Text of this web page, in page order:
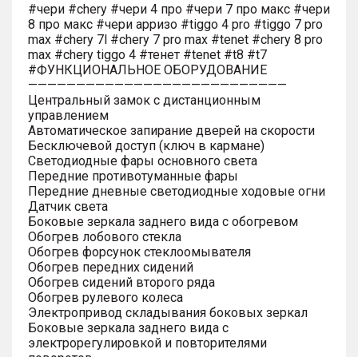
#чери #chery #чери 4 про #чери 7 про макс #чери
8 про макс #чери арризо #tiggo 4 pro #tiggo 7 pro
max #chery 7l #chery 7 pro max #tenet #chery 8 pro
max #chery tiggo 4 #тенет #tenet #t8 #t7
#ФУНКЦИОНАЛЬНОЕ ОБОРУДОВАНИЕ
———————————————————————————
Центральный замок с дистанционным
управлением
Автоматическое запирание дверей на скорости
Бесключевой доступ (ключ в кармане)
Светодиодные фары основного света
Передние противотуманные фары
Передние дневные светодиодные ходовые огни
Датчик света
Боковые зеркала заднего вида с обогревом
Обогрев лобового стекла
Обогрев форсунок стеклоомывателя
Обогрев передних сидений
Обогрев сидений второго ряда
Обогрев рулевого колеса
Электропривод складывания боковых зеркал
Боковые зеркала заднего вида с
электрорегулировкой и повторителями